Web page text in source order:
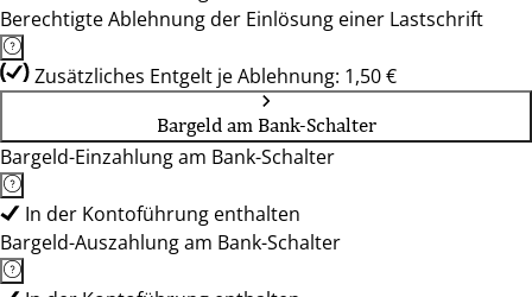
Berechtigte Ablehnung der Einlösung einer Lastschrift
Zusätzliches Entgelt je Ablehnung: 1,50 €
Bargeld am Bank-Schalter
Bargeld-Einzahlung am Bank-Schalter
In der Kontoführung enthalten
Bargeld-Auszahlung am Bank-Schalter